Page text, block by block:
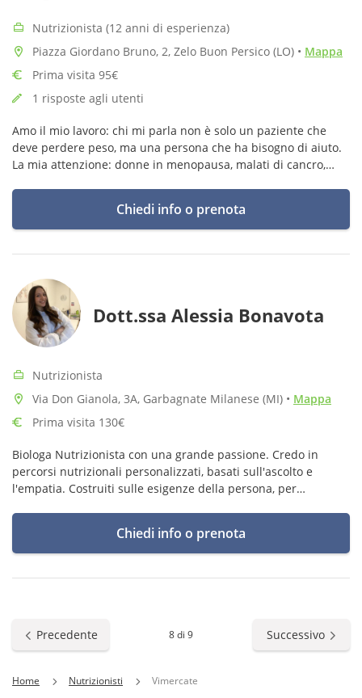
Nutrizionista (12 anni di esperienza)
Piazza Giordano Bruno, 2, Zelo Buon Persico (LO) • Mappa
Prima visita 95€
1 risposte agli utenti
Amo il mio lavoro: chi mi parla non è solo un paziente che
deve perdere peso, ma una persona che ha bisogno di aiuto.
La mia attenzione: donne in menopausa, malati di cancro,
Chiedi info o prenota
Dott.ssa Alessia Bonavota
Nutrizionista
Via Don Gianola, 3A, Garbagnate Milanese (MI) • Mappa
Prima visita 130€
Biologa Nutrizionista con una grande passione. Credo in
percorsi nutrizionali personalizzati, basati sull'ascolto e
l'empatia. Costruiti sulle esigenze della persona, per
Chiedi info o prenota
Precedente 8 di 9 Successivo
Home Nutrizionisti Vimercate